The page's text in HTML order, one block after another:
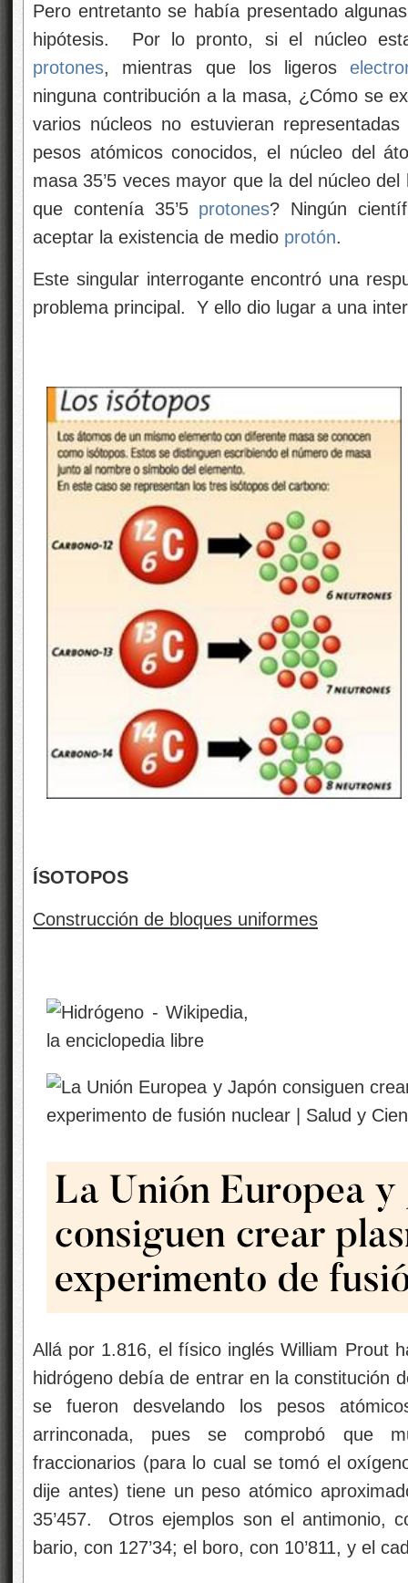
Pero entretanto se había presentado
hipótesis. Por lo pronto, si el núcleo
protones, mientras que los ligeros
ninguna contribución a la masa, ¿Cómo se
varios núcleos no estuvieran
pesos atómicos conocidos, el núcleo del
masa 35’5 veces mayor que la del núcleo
que contenía 35’5 protones? Ningún
aceptar la existencia de medio protón.
Este singular interrogante encontró una
problema principal. Y ello dio lugar a una
ÍSOTOPOS
Construcción de bloques uniformes
Allá por 1.816, el físico inglés William Prout
hidrógeno debía de entrar en la constitución
se fueron desvelando los pesos
arrinconada, pues se comprobó que
fraccionarios (para lo cual se tomó el
dije antes) tiene un peso atómico
35’457. Otros ejemplos son el antimonio,
bario, con 127’34; el boro, con 10’811, y el